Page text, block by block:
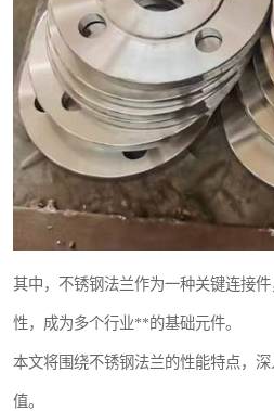
其中，不锈钢法兰作为一种关键连接
性，成为多个行业**的基础元件。
本文将围绕不锈钢法兰的性能特点，
值。